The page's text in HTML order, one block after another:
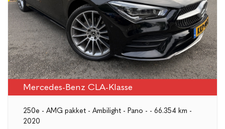
Mercedes-Benz CLA-Klasse
250e - AMG pakket - Ambilight - Pano - - 66.354 km -
2020